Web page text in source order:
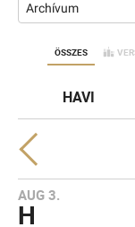
Archívum
ÖSSZES
HAVI
AUG 3.
H